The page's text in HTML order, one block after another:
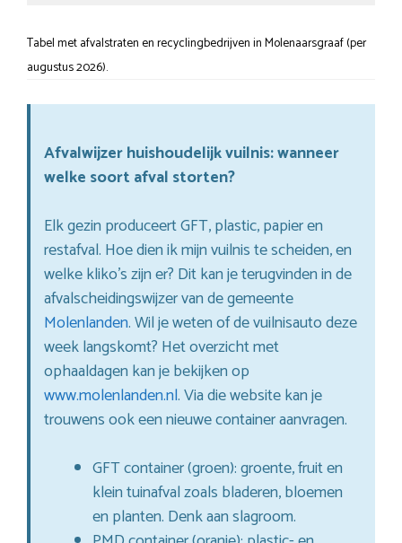
Tabel met afvalstraten en recyclingbedrijven in Molenaarsgraaf (per
augustus 2026).
Afvalwijzer huishoudelijk vuilnis: wanneer
welke soort afval storten?
Elk gezin produceert GFT, plastic, papier en
restafval. Hoe dien ik mijn vuilnis te scheiden, en
welke kliko’s zijn er? Dit kan je terugvinden in de
afvalscheidingswijzer van de gemeente
Molenlanden. Wil je weten of de vuilnisauto deze
week langskomt? Het overzicht met
ophaaldagen kan je bekijken op
www.molenlanden.nl. Via die website kan je
trouwens ook een nieuwe container aanvragen.
GFT container (groen): groente, fruit en
klein tuinafval zoals bladeren, bloemen
en planten. Denk aan slagroom.